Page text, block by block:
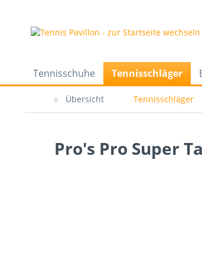
Tennisschuhe Tennisschläger
Übersicht Tennisschläger
Pro's Pro Super